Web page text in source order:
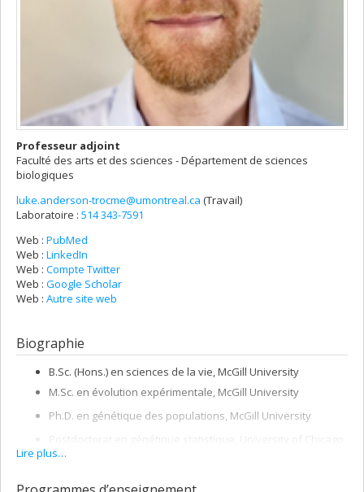
Professeur adjoint
Faculté des arts et des sciences - Département de sciences
biologiques
Courriels
luke.anderson-trocme@umontreal.ca (Travail)
Laboratoire : 514 343-7591
Web : PubMed
Web : LinkedIn
Web : Compte Twitter
Web : Google Scholar
Web : Autre site web
Biographie
B.Sc. (Hons.) en sciences de la vie, McGill University
M.Sc. en évolution expérimentale, McGill University
Ph.D. en génétique des populations, McGill University
Postdoctorat en génétique statistique, University of Chicago
Lire plus…